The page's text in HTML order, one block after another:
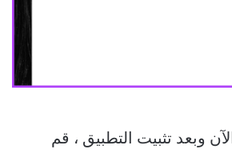
الآن وبعد تثبيت التطبيق ، قم